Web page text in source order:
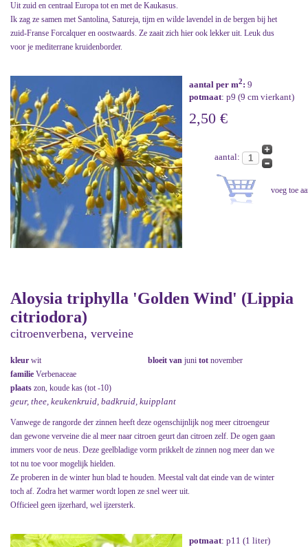
Uit zuid en centraal Europa tot en met de Kaukasus.
Ik zag ze samen met Santolina, Satureja, tijm en wilde lavendel in de bergen bij het
zuid-Franse Forcalquer en oostwaards. Ze zaait zich hier ook lekker uit. Leuk dus
voor je mediterrane kruidenborder.
aantal per m2: 9
potmaat: p9 (9 cm vierkant)
2,50 €
aantal:
Aloysia triphylla 'Golden Wind' (Lippia
citriodora)
citroenverbena, verveine
kleur wit bloeit van juni tot november
familie Verbenaceae
plaats zon, koude kas (tot -10)
geur, thee, keukenkruid, badkruid, kuipplant
Vanwege de rangorde der zinnen heeft deze ogenschijnlijk nog meer citroengeur
dan gewone verveine die al meer naar citroen geurt dan citroen zelf. De ogen gaan
immers voor de neus. Deze geelbladige vorm prikkelt de zinnen nog meer dan we
tot nu toe voor mogelijk hielden.
Ze proberen in de winter hun blad te houden. Meestal valt dat einde van de winter
toch af. Zodra het warmer wordt lopen ze snel weer uit.
Officieel geen ijzerhard, wel ijzersterk.
potmaat: p11 (1 liter)